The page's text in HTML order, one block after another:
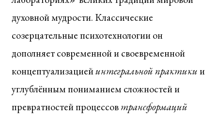
духовной мудрости. Классические
созерцательные психотехнологии он
дополняет современной и своевременной
концептуализациейинтегральной практикии
углублённым пониманием сложностей и
превратностей процессовтрансформаций